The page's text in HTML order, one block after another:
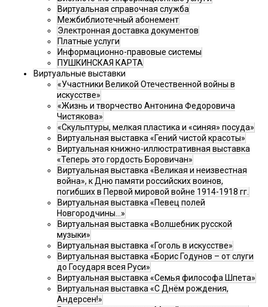
Виртуальная справочная служба
Межбиблиотечный абонемент
Электронная доставка документов
Платные услуги
Информационно-правовые системы
ПУШКИНСКАЯ КАРТА
Виртуальные выставки
«Участники Великой Отечественной войны в
искусстве»
«Жизнь и творчество Антонина Федоровича
Чистякова»
«Скульптуры, мелкая пластика и «синяя» посуда»
Виртуальная выставка «Гений чистой красоты»
Виртуальная книжно-иллюстративная выставка
«Теперь это гордость Боровичан»
Виртуальная выставка «Великая и неизвестная
война», к Дню памяти российских воинов,
погибших в Первой мировой войне 1914-1918 гг.
Виртуальная выставка «Певец полей
Новгородчины…»
Виртуальная выставка «Волшебник русской
музыки»
Виртуальная выставка «Гоголь в искусстве»
Виртуальная выставка «Борис Годунов – от слуги
до Государя всея Руси»
Виртуальная выставка «Семья философа Шпета»
Виртуальная выставка «С Днём рождения,
Андерсен!»